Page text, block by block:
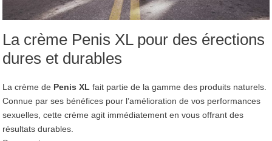
La crème Penis XL pour des érections
dures et durables
La crème de Penis XL fait partie de la gamme des produits naturels.
Connue par ses bénéfices pour l’amélioration de vos performances
sexuelles, cette crème agit immédiatement en vous offrant des
résultats durables.